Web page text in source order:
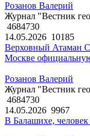
Розанов Валерий
Журнал "Вестник
4684730
14.05.2026 10185
Верховный Атаман
Москве
Розанов Валерий
Журнал "Вестник
4684730
14.05.2026 9967
В Балашихе, человек